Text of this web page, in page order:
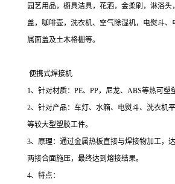
园艺用品，橱具洁具，花洒，金柔刷，淋浴
盖，咖啡壶，洗衣机、空气除湿机，电熨斗
属面盖及土木格栅等。
便携式焊接机
1、针对材质：PE、PP，尼龙、ABS等热可塑
2、针对产品：车灯、水箱、电熨斗、洗衣机
等较大型塑胶工件。
3、原理：通过金属热板直接与焊接物加工，
两接合面施压，最终达到熔接结果。
4、特点：